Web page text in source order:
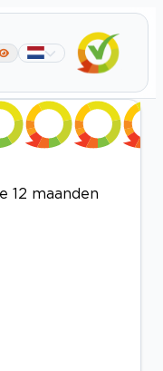
12 maanden